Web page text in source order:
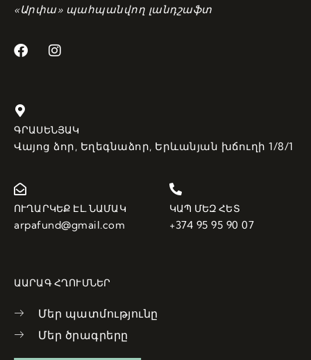
«Արփա» պահպանվող լանդշաֆտ
ԳՐԱՍԵՆՅԱԿ
Վայոց ձոր, Եղեգնաձոր, Երևանյան խճուղի 1/8/1
ՈՒՂԱՐԿԵՔ ԷԼ. ՆԱՄԱԿ
arpafund@gmail.com
ԿԱՊ ՄԵԶ ՀԵՏ
+374 95 95 90 07
ԱԱՐԱԳ ՀՂՈՒՄՆԵՐ
Մեր պատմությունը
Մեր ծրագրերը